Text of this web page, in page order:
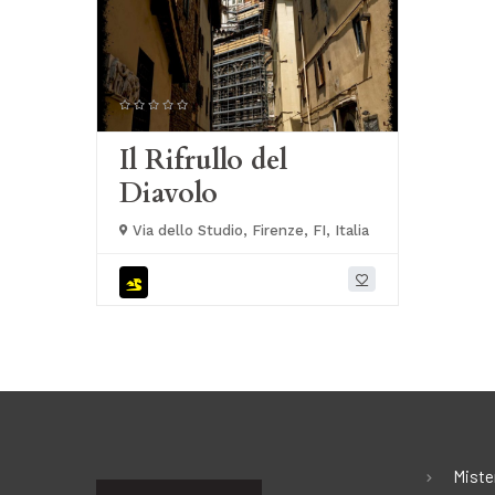
Il Rifrullo del
Diavolo
Via dello Studio, Firenze, FI, Italia